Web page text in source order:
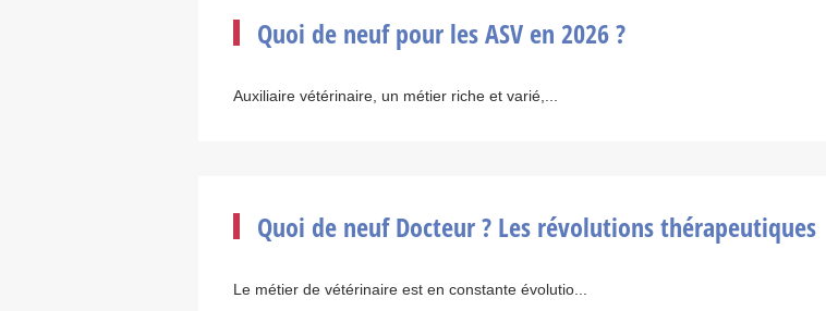
Quoi de neuf pour les ASV en 2026 ?
Auxiliaire vétérinaire, un métier riche et varié,...
Quoi de neuf Docteur ? Les révolutions thérapeutiques
Le métier de vétérinaire est en constante évolutio...